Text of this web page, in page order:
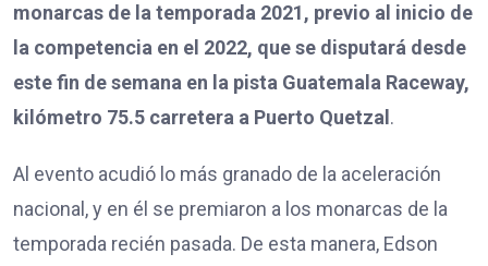
monarcas de la temporada 2021, previo al inicio de
la competencia en el 2022, que se disputará desde
este fin de semana en la pista Guatemala Raceway,
kilómetro 75.5 carretera a Puerto Quetzal .
Al evento acudió lo más granado de la aceleración
nacional, y en él se premiaron a los monarcas de la
temporada recién pasada. De esta manera, Edson